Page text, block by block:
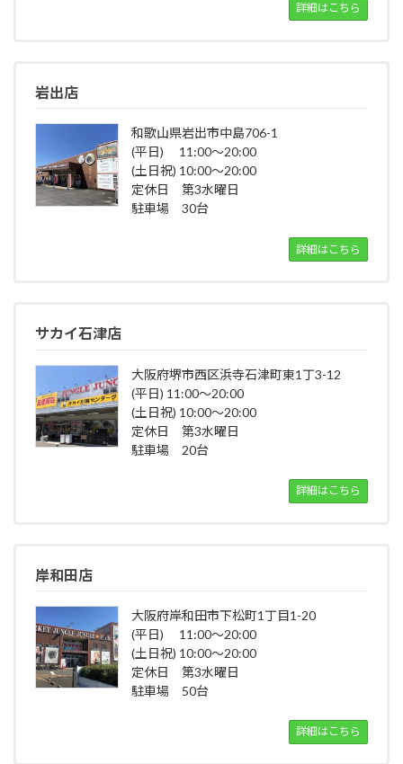
詳細はこちら
岩出店
和歌山県岩出市中島706-1
(平日) 11:00～20:00
(土日祝) 10:00～20:00
定休日 第3水曜日
駐車場 30台
詳細はこちら
サカイ石津店
大阪府堺市西区浜寺石津町東1丁3-12
(平日) 11:00～20:00
(土日祝) 10:00～20:00
定休日 第3水曜日
駐車場 20台
詳細はこちら
岸和田店
大阪府岸和田市下松町1丁目1-20
(平日) 11:00～20:00
(土日祝) 10:00～20:00
定休日 第3水曜日
駐車場 50台
詳細はこちら